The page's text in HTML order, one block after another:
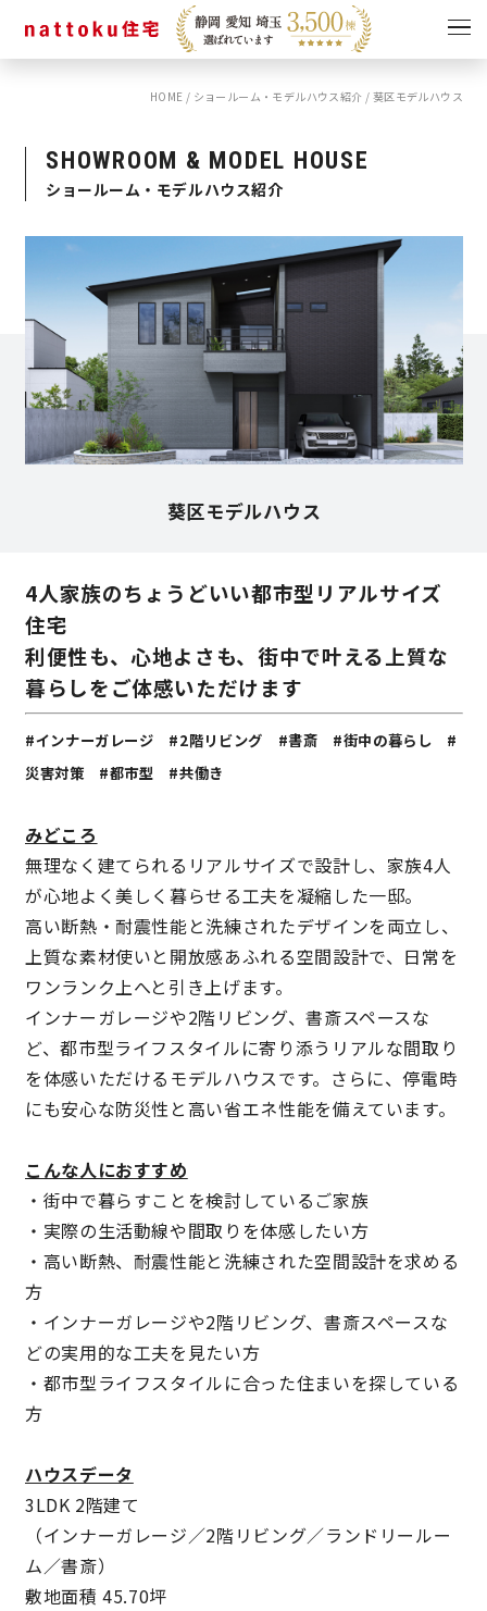
キャンペーン
ショールーム
スタッフブログ
タップで電話をかける
来店・見学予約
OWNER’S SITE オーナーズサイト
nattoku
nattoku住宅 10のこだわり
理想の暮らしを引き出すデザイン力
家具まで標準仕様の空間コーディネート
耐震等級3 & 許容応力度計算 全棟標準
徹底したコストダウンの追求
頑丈で長持ちの外壁
2030年の省エネ基準住宅
快適な室内環境へのこだわり
生涯続く安心のアフターフォロー
HOME / ショールーム・モデルハウス紹介 / 葵区モデルハウス
SHOWROOM & MODEL HOUSE
ショールーム・モデルハウス紹介
葵区モデルハウス
4人家族のちょうどいい都市型リアルサイズ
住宅
利便性も、心地よさも、街中で叶える上質な
暮らしをご体感いただけます
#インナーガレージ #2階リビング #書斎 #街中の暮らし #
災害対策 #都市型 #共働き
みどころ
無理なく建てられるリアルサイズで設計し、家族4人
が心地よく美しく暮らせる工夫を凝縮した一邸。
高い断熱・耐震性能と洗練されたデザインを両立し、
上質な素材使いと開放感あふれる空間設計で、日常を
ワンランク上へと引き上げます。
インナーガレージや2階リビング、書斎スペースな
ど、都市型ライフスタイルに寄り添うリアルな間取り
を体感いただけるモデルハウスです。さらに、停電時
にも安心な防災性と高い省エネ性能を備えています。
こんな人におすすめ
・街中で暮らすことを検討しているご家族
・実際の生活動線や間取りを体感したい方
・高い断熱、耐震性能と洗練された空間設計を求める
方
・インナーガレージや2階リビング、書斎スペースな
どの実用的な工夫を見たい方
・都市型ライフスタイルに合った住まいを探している
方
ハウスデータ
3LDK 2階建て
（インナーガレージ／2階リビング／ランドリールー
ム／書斎）
敷地面積 45.70坪